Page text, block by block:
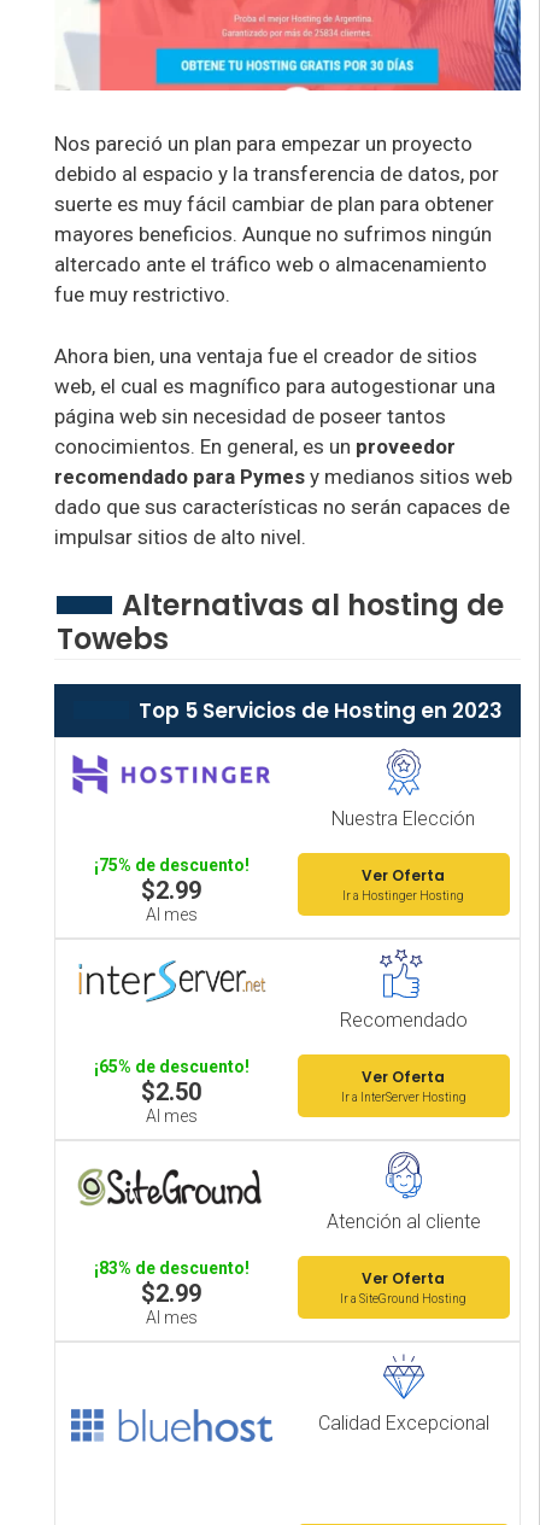
Nos pareció un plan para empezar un proyecto
debido al espacio y la transferencia de datos, por
suerte es muy fácil cambiar de plan para obtener
mayores beneficios. Aunque no sufrimos ningún
altercado ante el tráfico web o almacenamiento
fue muy restrictivo.
Ahora bien, una ventaja fue el creador de sitios
web, el cual es magnífico para autogestionar una
página web sin necesidad de poseer tantos
conocimientos. En general, es un proveedor
recomendado para Pymes y medianos sitios web
dado que sus características no serán capaces de
impulsar sitios de alto nivel.
Alternativas al hosting de
Towebs
Top 5 Servicios de Hosting en 2023
Nuestra Elección
¡75% de descuento!
$2.99
Al mes
Ver Oferta
Ir a Hostinger Hosting
Recomendado
¡65% de descuento!
$2.50
Al mes
Ver Oferta
Ir a InterServer Hosting
Atención al cliente
¡83% de descuento!
$2.99
Al mes
Ver Oferta
Ir a SiteGround Hosting
Calidad Excepcional